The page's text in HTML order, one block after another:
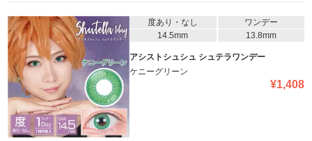
度あり・なし
ワンデー
14.5mm
13.8mm
アシストシュシュ シュテラワンデー
ケニーグリーン
¥1,408